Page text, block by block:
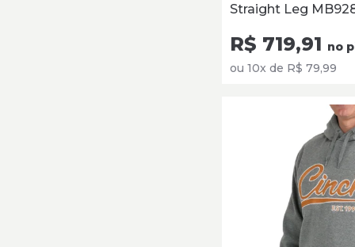
Straight Leg
R$ 719,91 no
ou 10x de R$ 79,99